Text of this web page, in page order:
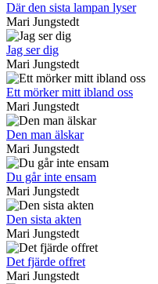
Där den sista lampan lyser
Mari Jungstedt
Jag ser dig
Mari Jungstedt
Ett mörker mitt ibland oss
Mari Jungstedt
Den man älskar
Mari Jungstedt
Du går inte ensam
Mari Jungstedt
Den sista akten
Mari Jungstedt
Det fjärde offret
Mari Jungstedt